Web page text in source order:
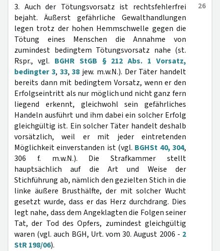
26
3. Auch der Tötungsvorsatz ist rechtsfehlerfrei
bejaht. Äußerst gefährliche Gewalthandlungen
legen trotz der hohen Hemmschwelle gegen die
Tötung eines Menschen die Annahme von
zumindest bedingtem Tötungsvorsatz nahe (st.
Rspr., vgl. BGHR StGB § 212 Abs. 1 Vorsatz,
bedingter 3, 33,38 jew. m.w.N.). Der Täter handelt
bereits dann mit bedingtem Vorsatz, wenn er den
Erfolgseintritt als nur möglich und nicht ganz fern
liegend erkennt, gleichwohl sein gefährliches
Handeln ausführt und ihm dabei ein solcher Erfolg
gleichgültig ist. Ein solcher Täter handelt deshalb
vorsätzlich, weil er mit jeder eintretenden
Möglichkeit einverstanden ist (vgl. BGHSt 40, 304,
306 f. m.w.N.). Die Strafkammer stellt
hauptsächlich auf die Art und Weise der
Stichführung ab, nämlich den gezielten Stich in die
linke äußere Brusthälfte, der mit solcher Wucht
gesetzt wurde, dass er das Herz durchdrang. Dies
legt nahe, dass dem Angeklagten die Folgen seiner
Tat, der Tod des Opfers, zumindest gleichgültig
waren (vgl. auch BGH, Urt. vom 30. August 2006 - 2
StR 198/06).